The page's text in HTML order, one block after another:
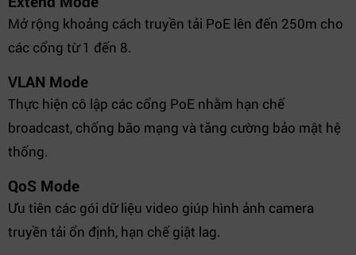
Mở rộng khoảng cách truyền tải PoE lên đến 250m cho
các cổng từ 1 đến 8.
VLAN Mode
Thực hiện cô lập các cổng PoE nhằm hạn chế
broadcast, chống bão mạng và tăng cường bảo mật hệ
thống.
QoS Mode
Ưu tiên các gói dữ liệu video giúp hình ảnh camera
truyền tải ổn định, hạn chế giật lag.